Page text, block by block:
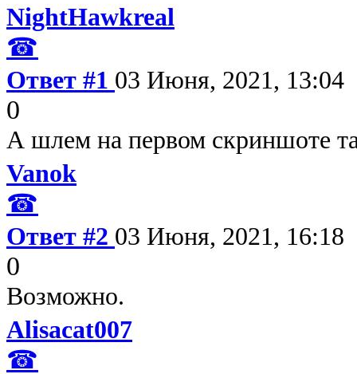
NightHawkreal
☎
Ответ #1 03 Июня, 2021, 13:04
0
А шлем на первом скриншоте
Vanok
☎
Ответ #2 03 Июня, 2021, 16:18
0
Возможно.
Alisacat007
☎